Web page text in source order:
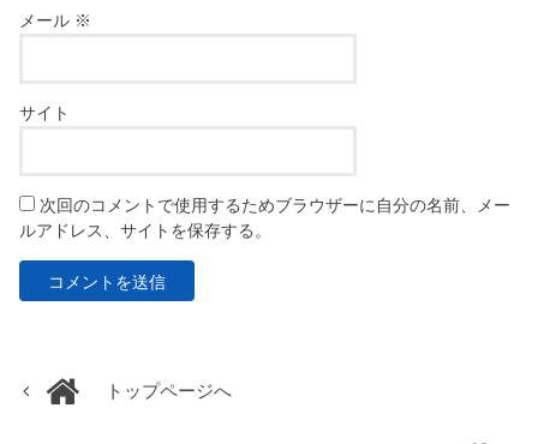
メール ※
サイト
次回のコメントで使用するためブラウザーに自分の名前、メー
ルアドレス、サイトを保存する。
トップページへ